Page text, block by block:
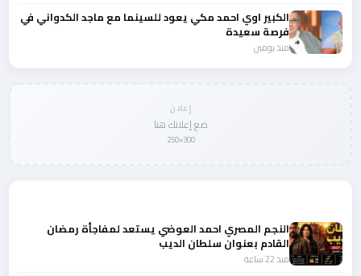
الكبير اوي احمد مكي يعود للسينما مع ماجد الكدواني في
فرصة سعيدة
منذ يومين
إعلان
ضع إعلانك هنا
300×250
النجم المصري احمد العوضي يستعد لمفاجأة رمضان
القادم بعنوان سلطان الديب
منذ 22 ساعة